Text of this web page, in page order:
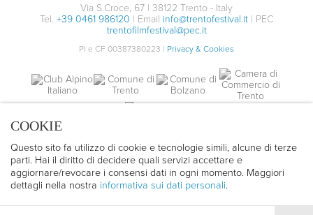
COOKIE
Questo sito fa utilizzo di cookie e tecnologie simili, alcune di terze
parti. Hai il diritto di decidere quali servizi accettare e
aggiornare/revocare i consensi dati in ogni momento. Maggiori
dettagli nella nostra informativa sui dati personali.
Via S.Croce, 67 | 38122 Trento - Italy
Tel. +39 0461 986120 | Email info@trentofestival.it | PEC
trentofilmfestival@pec.it
PI e CF 00387380223 | Privacy & Cookies